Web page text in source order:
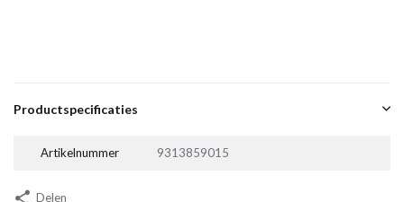
Productspecificaties
Artikelnummer 9313859015
Delen